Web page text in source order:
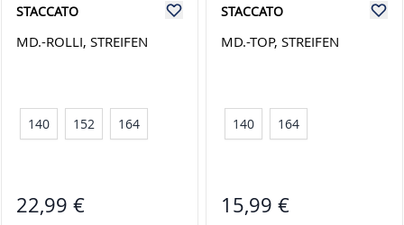
STACCATO
MD.-ROLLI, STREIFEN
140 152 164
22,99 €
STACCATO
MD.-TOP, STREIFEN
140 164
15,99 €